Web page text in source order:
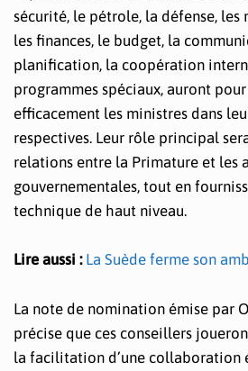
sécurité, le pétrole, la défense,
les finances, le budget, la
planification, la coopération
programmes spéciaux, auront
efficacement les ministres dans
respectives. Leur rôle principal
relations entre la Primature et les
gouvernementales, tout en
technique de haut niveau.
Lire aussi : La Suède ferme son
La note de nomination émise par
précise que ces conseillers
la facilitation d’une collaboration